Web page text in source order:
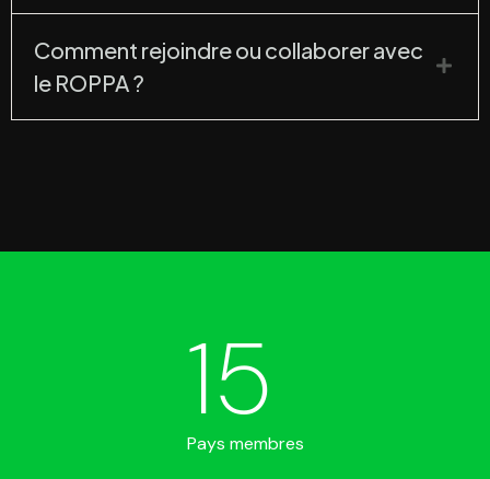
Comment rejoindre ou collaborer avec
le ROPPA ?
Pays membres
15